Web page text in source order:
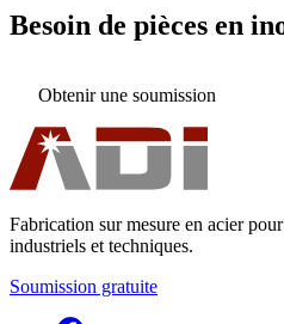
Besoin de pièces en
Obtenir une soumission
Fabrication sur mesure en acier
industriels et techniques.
Soumission gratuite